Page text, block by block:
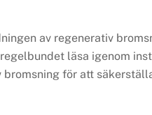
av regenerativ
läsa igenom
för att